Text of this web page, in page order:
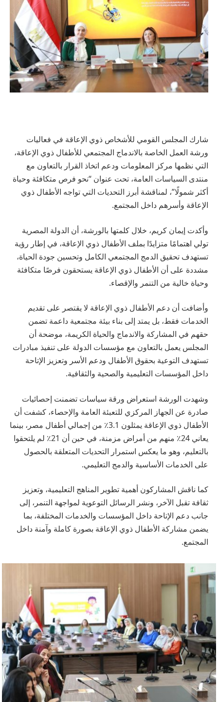
شارك المجلس القومي للأشخاص ذوي الإعاقة في فعاليات
ورشة العمل الخاصة بالاندماج المجتمعي للأطفال ذوي الإعاقة،
التي نظمها مركز المعلومات ودعم اتخاذ القرار بالتعاون مع
منتدى السياسات العامة، تحت عنوان “نحو فرص متكافئة وحياة
أكثر شمولًا”، لمناقشة أبرز التحديات التي تواجه الأطفال ذوي
الإعاقة وأسرهم داخل المجتمع.
وأكدت إيمان كريم، خلال كلمتها بالورشة، أن الدولة المصرية
تولي اهتمامًا متزايدًا بملف الأطفال ذوي الإعاقة، في إطار رؤية
تستهدف تحقيق الدمج المجتمعي الكامل وتحسين جودة الحياة،
مشددة على أن الأطفال ذوي الإعاقة يستحقون فرصًا متكافئة
وحياة خالية من التنمر والإقصاء.
وأضافت أن دعم الأطفال ذوي الإعاقة لا يقتصر على تقديم
الخدمات فقط، بل يمتد إلى بناء بيئة مجتمعية داعمة تضمن
حقهم في المشاركة والاندماج والحياة الكريمة، موضحة أن
المجلس يعمل بالتعاون مع مؤسسات الدولة على تنفيذ مبادرات
تستهدف التوعية بحقوق الأطفال ودعم الأسر وتعزيز الإتاحة
داخل المؤسسات التعليمية والصحية والثقافية.
وشهدت الورشة استعراض ورقة سياسات تضمنت إحصائيات
صادرة عن الجهاز المركزي للتعبئة العامة والإحصاء، كشفت أن
الأطفال ذوي الإعاقة يمثلون 3.1٪ من إجمالي أطفال مصر، بينما
يعاني 24٪ منهم من أمراض مزمنة، في حين أن 21٪ لم يلتحقوا
بالتعليم، وهو ما يعكس استمرار التحديات المتعلقة بالحصول
على الخدمات الأساسية والدمج التعليمي.
كما ناقش المشاركون أهمية تطوير المناهج التعليمية، وتعزيز
ثقافة تقبل الآخر، ونشر الرسائل التوعوية لمواجهة التنمر، إلى
جانب دعم الإتاحة داخل المؤسسات والخدمات المختلفة، بما
يضمن مشاركة الأطفال ذوي الإعاقة بصورة كاملة وآمنة داخل
المجتمع.